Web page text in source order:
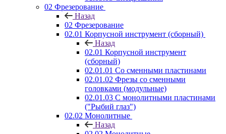
02 Фрезерование
Назад
02 Фрезерование
02.01 Корпусной инструмент (сборный)
Назад
02.01 Корпусной инструмент
(сборный)
02.01.01 Со сменными пластинами
02.01.02 Фрезы со сменными
головками (модульные)
02.01.03 С монолитными пластинами
("Рыбий глаз")
02.02 Монолитные
Назад